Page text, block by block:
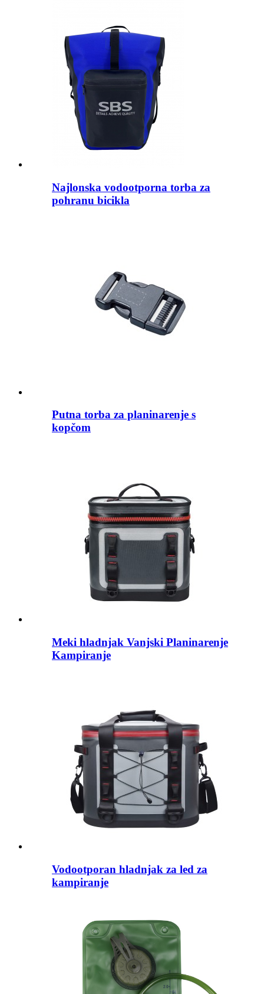
Najlonska vodootporna torba za
pohranu bicikla
Putna torba za planinarenje s
kopčom
Meki hladnjak Vanjski Planinarenje
Kampiranje
Vodootporan hladnjak za led za
kampiranje